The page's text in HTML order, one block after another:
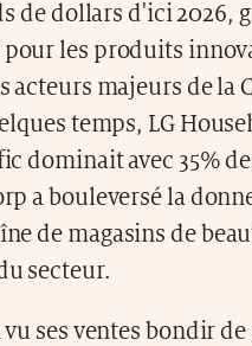
de dollars d'ici 2026,
les produits
acteurs majeurs de la
temps, LG
dominait avec 35%
a bouleversé la
de magasins de
secteur.
vu ses ventes bondir